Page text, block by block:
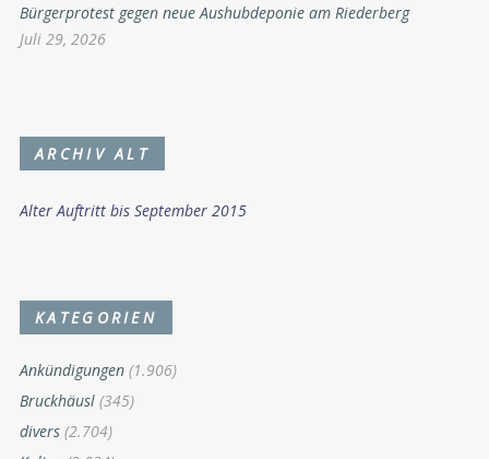
Bürgerprotest gegen neue Aushubdeponie am Riederberg
Juli 29, 2026
ARCHIV ALT
Alter Auftritt bis September 2015
KATEGORIEN
Ankündigungen (1.906)
Bruckhäusl (345)
divers (2.704)